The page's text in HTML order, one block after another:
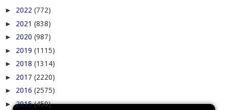
► 2022 (772)
► 2021 (838)
► 2020 (987)
► 2019 (1115)
► 2018 (1314)
► 2017 (2220)
► 2016 (2575)
►2015(450)